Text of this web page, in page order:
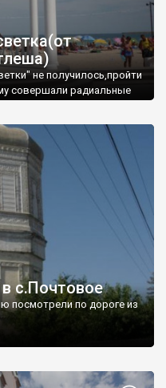
не получилось,пройти
совершали радиальные
с.Почтовое
посмотрели по дороге из